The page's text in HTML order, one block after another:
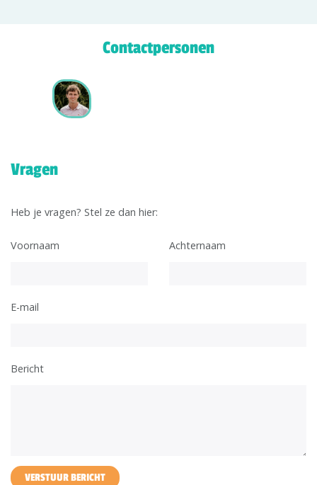
Contactpersonen
Vragen
Heb je vragen? Stel ze dan hier:
Voornaam Achternaam
E-mail
Bericht
VERSTUUR BERICHT